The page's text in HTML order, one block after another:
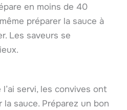
en moins de 40
préparer la sauce à
Les saveurs se
servi, les convives ont
sauce. Préparez un bon